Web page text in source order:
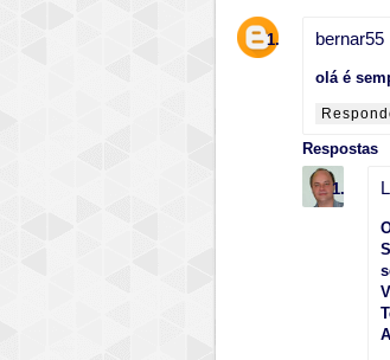
bernar55
olá é
Respostas